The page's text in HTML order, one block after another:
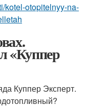
kotel-otopitelnyy-na-
«Куппер
Куппер Эксперт.